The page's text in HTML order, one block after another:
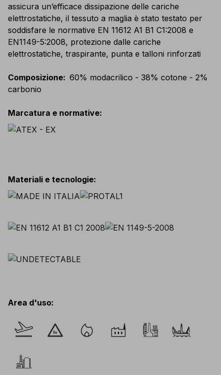
assicura un’efficace dissipazione delle cariche
elettrostatiche, il tessuto a maglia è stato testato per
soddisfare le normative EN 11612 A1 B1 C1:2008 e
EN1149-5:2008, protezione dalle cariche
elettrostatiche, traspirante, punta e talloni rinforzati
Composizione: 60% modacrilico - 38% cotone - 2%
carbonio
Marcatura e normative:
Materiali e tecnologie:
Area d'uso: